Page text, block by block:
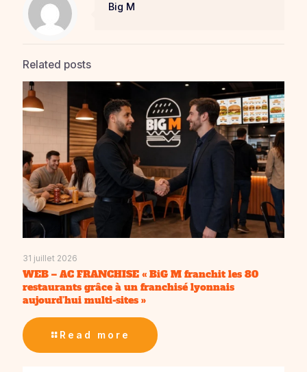
Big M
Related posts
31 juillet 2026
WEB – AC FRANCHISE « BiG M franchit les 80
restaurants grâce à un franchisé lyonnais
aujourd’hui multi-sites »
Read more